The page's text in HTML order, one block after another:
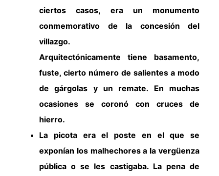
ciertos casos, era un monumento
conmemorativo de la concesión del
villazgo.
Arquitectónicamente tiene basamento,
fuste, cierto número de salientes a modo
de gárgolas y un remate. En muchas
ocasiones se coronó con cruces de
hierro.
La picota era el poste en el que se
exponían los malhechores a la vergüenza
pública o se les castigaba. La pena de